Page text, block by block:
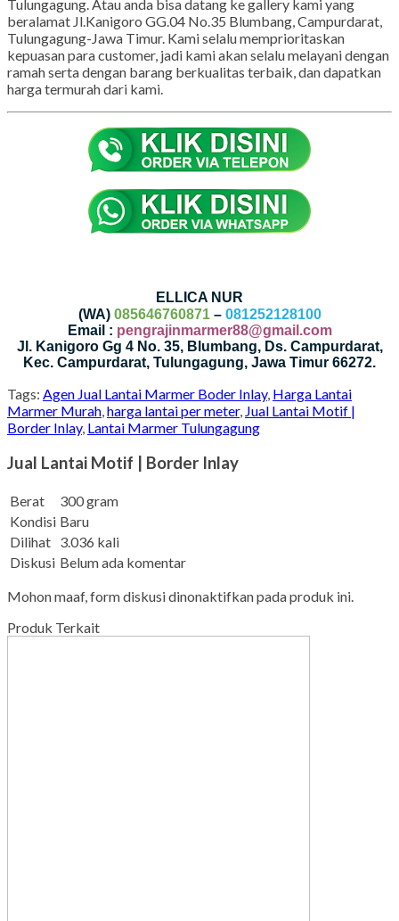
Tulungagung. Atau anda bisa datang ke gallery kami yang
beralamat Jl.Kanigoro GG.04 No.35 Blumbang, Campurdarat,
Tulungagung-Jawa Timur. Kami selalu memprioritaskan
kepuasan para customer, jadi kami akan selalu melayani dengan
ramah serta dengan barang berkualitas terbaik, dan dapatkan
harga termurah dari kami.
ELLICA NUR
(WA) 085646760871– 081252128100
Email : pengrajinmarmer88@gmail.com
Jl. Kanigoro Gg 4 No. 35, Blumbang, Ds. Campurdarat,
Kec. Campurdarat, Tulungagung, Jawa Timur 66272.
Tags: Agen Jual Lantai Marmer Boder Inlay, Harga Lantai
Marmer Murah,harga lantai per meter, Jual Lantai Motif |
Border Inlay, Lantai Marmer Tulungagung
Jual Lantai Motif | Border Inlay
Berat
300 gram
Kondisi Baru
Dilihat 3.036 kali
Diskusi Belum ada komentar
Mohon maaf, form diskusi dinonaktifkan pada produk ini.
Produk Terkait